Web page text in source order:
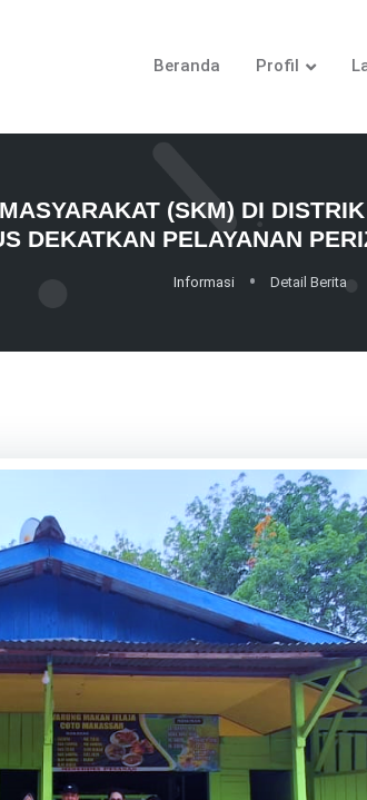
Beranda Profil
(SKM) DI
DEKATKAN PELAYANAN
Informasi Detail Berita